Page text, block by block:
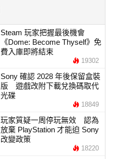
Steam 玩家把握最後機會
《Dome: Become Thyself》免
費入庫即將結束
19302
Sony 確認 2028 年後保留盒裝
版 遊戲改附下載兌換碼取代
光碟
18849
玩家質疑一周停玩無效 認為
放棄 PlayStation 才能迫 Sony
改變政策
18220